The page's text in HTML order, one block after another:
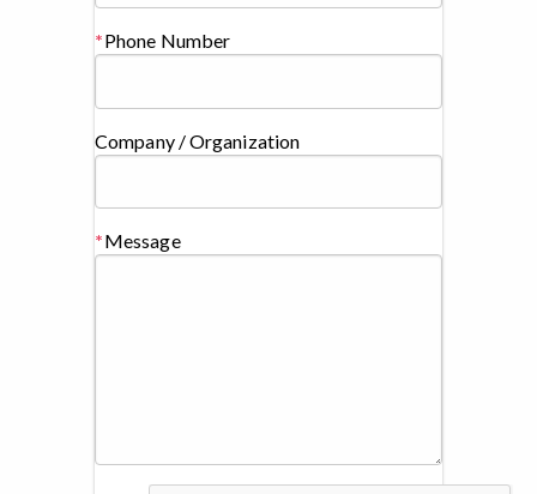
Phone Number
Company / Organization
Message